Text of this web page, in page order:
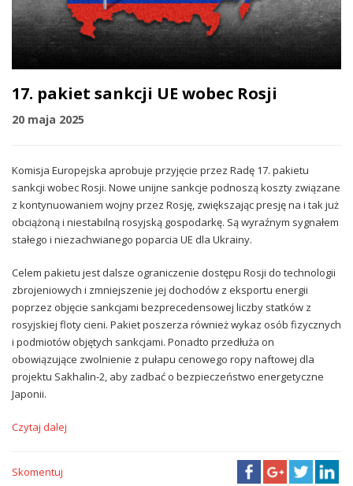
17. pakiet sankcji UE wobec Rosji
20 maja 2025
Komisja Europejska aprobuje przyjęcie przez Radę 17. pakietu
sankcji wobec Rosji. Nowe unijne sankcje podnoszą koszty związane
z kontynuowaniem wojny przez Rosję, zwiększając presję na i tak już
obciążoną i niestabilną rosyjską gospodarkę. Są wyraźnym sygnałem
stałego i niezachwianego poparcia UE dla Ukrainy.
Celem pakietu jest dalsze ograniczenie dostępu Rosji do technologii
zbrojeniowych i zmniejszenie jej dochodów z eksportu energii
poprzez objęcie sankcjami bezprecedensowej liczby statków z
rosyjskiej floty cieni. Pakiet poszerza również wykaz osób fizycznych
i podmiotów objętych sankcjami. Ponadto przedłuża on
obowiązujące zwolnienie z pułapu cenowego ropy naftowej dla
projektu Sakhalin-2, aby zadbać o bezpieczeństwo energetyczne
Japonii.
Czytaj dalej
Skomentuj